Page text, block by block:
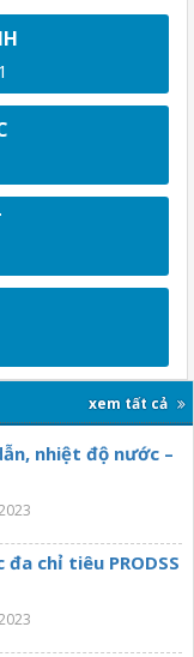
xem tất cả
nhiệt độ nước –
chỉ tiêu PRODSS